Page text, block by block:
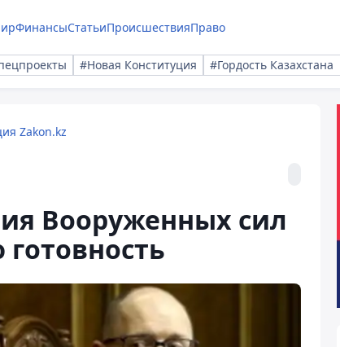
ФинансыСтатьиПроисшествияПраво
#Новая Конституция #Гордость Казахстана
Zakon.kz
Вооруженных сил